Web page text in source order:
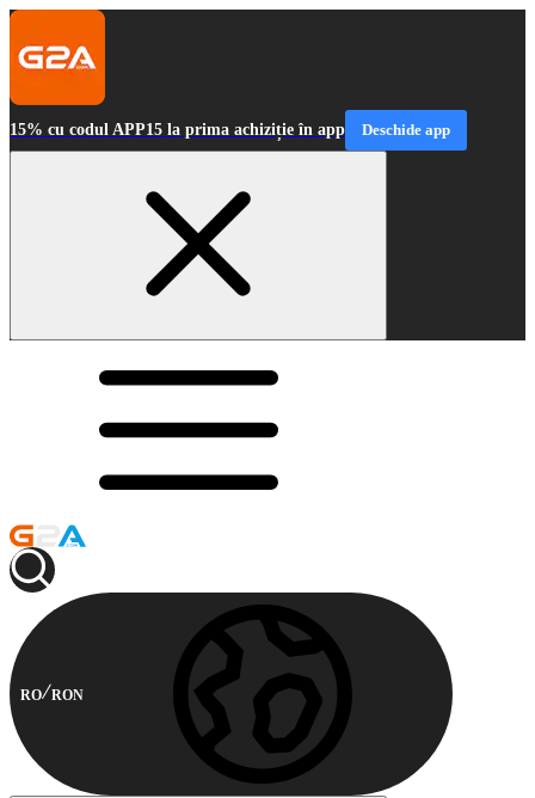
15% cu codul APP15 la prima achiziție în app Deschide app
RO RON